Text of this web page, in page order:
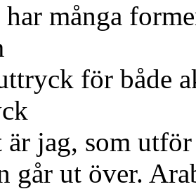
många
för både
är jag, som
går ut över.